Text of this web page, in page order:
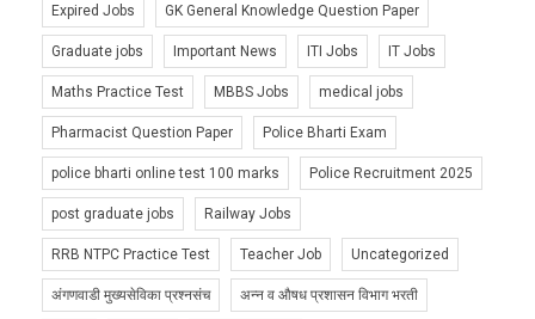
Expired Jobs GK General Knowledge Question Paper
Graduate jobs Important News ITI Jobs IT Jobs
Maths Practice Test MBBS Jobs medical jobs
Pharmacist Question Paper Police Bharti Exam
police bharti online test 100 marks Police Recruitment 2025
post graduate jobs Railway Jobs
RRB NTPC Practice Test Teacher Job Uncategorized
अंगणवाडी मुख्यसेविका प्रश्नसंच अन्न व औषध प्रशासन विभाग भरती